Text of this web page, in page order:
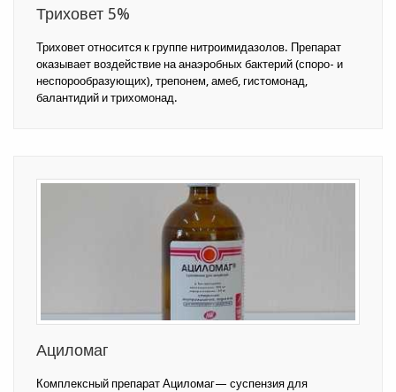
Триховет 5%
Триховет относится к группе нитроимидазолов. Препарат
оказывает воздействие на анаэробных бактерий (споро- и
неспорообразующих), трепонем, амеб, гистомонад,
балантидий и трихомонад.
Ациломаг
Комплексный препарат Ациломаг— суспензия для